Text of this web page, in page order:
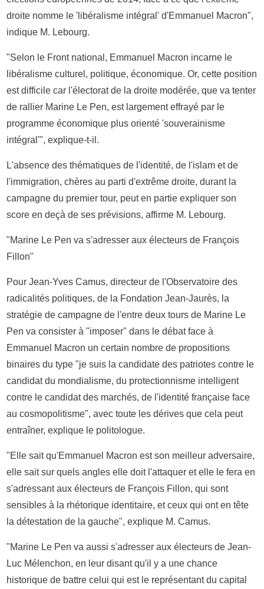
droite nomme le 'libéralisme intégral' d'Emmanuel Macron",
indique M. Lebourg.
"Selon le Front national, Emmanuel Macron incarne le
libéralisme culturel, politique, économique. Or, cette position
est difficile car l'électorat de la droite modérée, que va tenter
de rallier Marine Le Pen, est largement effrayé par le
programme économique plus orienté 'souverainisme
intégral'", explique-t-il.
L'absence des thématiques de l'identité, de l'islam et de
l'immigration, chères au parti d'extrême droite, durant la
campagne du premier tour, peut en partie expliquer son
score en deçà de ses prévisions, affirme M. Lebourg.
"Marine Le Pen va s'adresser aux électeurs de François
Fillon"
Pour Jean-Yves Camus, directeur de l'Observatoire des
radicalités politiques, de la Fondation Jean-Jaurès, la
stratégie de campagne de l'entre deux tours de Marine Le
Pen va consister à "imposer" dans le débat face à
Emmanuel Macron un certain nombre de propositions
binaires du type "je suis la candidate des patriotes contre le
candidat du mondialisme, du protectionnisme intelligent
contre le candidat des marchés, de l'identité française face
au cosmopolitisme", avec toute les dérives que cela peut
entraîner, explique le politologue.
"Elle sait qu'Emmanuel Macron est son meilleur adversaire,
elle sait sur quels angles elle doit l'attaquer et elle le fera en
s'adressant aux électeurs de François Fillon, qui sont
sensibles à la rhétorique identitaire, et ceux qui ont en tête
la détestation de la gauche", explique M. Camus.
"Marine Le Pen va aussi s'adresser aux électeurs de Jean-
Luc Mélenchon, en leur disant qu'il y a une chance
historique de battre celui qui est le représentant du capital